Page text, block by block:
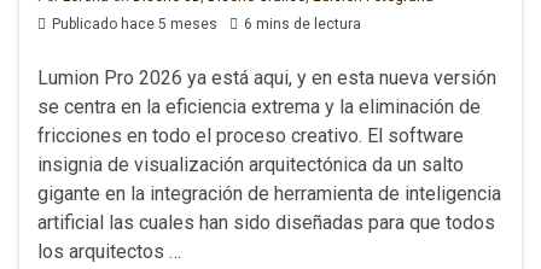
Publicado hace 5 meses
6 mins de lectura
Lumion Pro 2026 ya está aqui, y en esta nueva versión
se centra en la eficiencia extrema y la eliminación de
fricciones en todo el proceso creativo. El software
insignia de visualización arquitectónica da un salto
gigante en la integración de herramienta de inteligencia
artificial las cuales han sido diseñadas para que todos
los arquitectos …